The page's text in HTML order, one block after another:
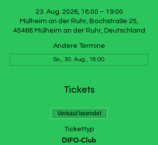
23. Aug. 2026, 18:00 – 19:00
Mülheim an der Ruhr, Bachstraße 25,
45468 Mülheim an der Ruhr, Deutschland
Andere Termine
So., 30. Aug., 18:00
Tickets
Verkauf beendet
Tickettyp
DIFO-Club